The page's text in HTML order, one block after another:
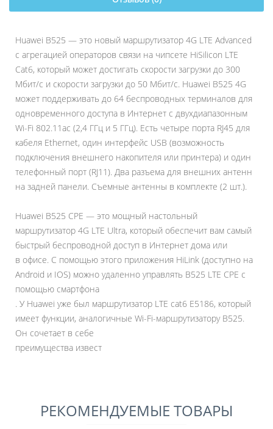
Huawei B525 — это новый маршрутизатор 4G LTE Advanced
с агрегацией операторов связи на чипсете HiSilicon LTE
Cat6, который может достигать скорости загрузки до 300
Мбит/с и скорости загрузки до 50 Мбит/с. Huawei B525 4G
может поддерживать до 64 беспроводных терминалов для
одновременного доступа в Интернет с двухдиапазонным
Wi-Fi 802.11ac (2,4 ГГц и 5 ГГц). Есть четыре порта RJ45 для
кабеля Ethernet, один интерфейс USB (возможность
подключения внешнего накопителя или принтера) и один
телефонный порт (RJ11). Два разъема для внешних антенн
на задней панели. Съемные антенны в комплекте (2 шт.).
Huawei B525 CPE — это мощный настольный
маршрутизатор 4G LTE Ultra, который обеспечит вам самый
быстрый беспроводной доступ в Интернет дома или
в офисе. С помощью этого приложения HiLink (доступно на
Android и IOS) можно удаленно управлять B525 LTE CPE с
помощью смартфона
. У Huawei уже был маршрутизатор LTE cat6 E5186, который
имеет функции, аналогичные Wi-Fi-маршрутизатору B525.
Он сочетает в себе
преимущества извест
РЕКОМЕНДУЕМЫЕ ТОВАРЫ